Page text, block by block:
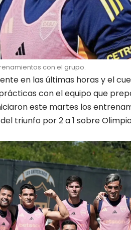
con el grupo.
en las últimas horas y el
con el equipo que
este martes los
triunfo por 2 a 1 sobre